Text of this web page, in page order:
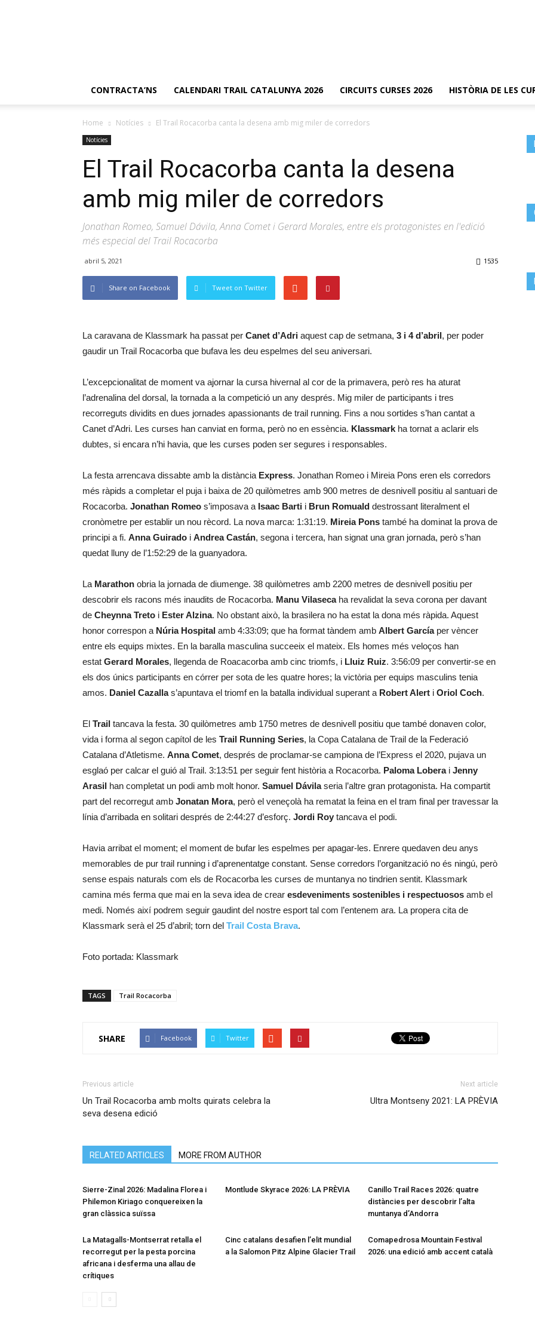
CONTRACTA’NS CALENDARI TRAIL CATALUNYA 2026 CIRCUITS CURSES 2026 HISTÒRIA DE LES
Home Notícies El Trail Rocacorba canta la desena amb mig miler de corredors
Notícies
El Trail Rocacorba canta la desena
amb mig miler de corredors
Jonathan Romeo, Samuel Dávila, Anna Comet i Gerard Morales, entre els protagonistes en l'edició
més especial del Trail Rocacorba
abril 5, 2021 1535
Share on Facebook Tweet on Twitter
La caravana de Klassmark ha passat per Canet d’Adri aquest cap de setmana, 3 i 4 d’abril, per poder
gaudir un Trail Rocacorba que bufava les deu espelmes del seu aniversari.
L’excepcionalitat de moment va ajornar la cursa hivernal al cor de la primavera, però res ha aturat
l’adrenalina del dorsal, la tornada a la competició un any després. Mig miler de participants i tres
recorreguts dividits en dues jornades apassionants de trail running. Fins a nou sortides s’han cantat a
Canet d’Adri. Les curses han canviat en forma, però no en essència. Klassmark ha tornat a aclarir els
dubtes, si encara n’hi havia, que les curses poden ser segures i responsables.
La festa arrencava dissabte amb la distància Express. Jonathan Romeo i Mireia Pons eren els corredors
més ràpids a completar el puja i baixa de 20 quilòmetres amb 900 metres de desnivell positiu al santuari de
Rocacorba. Jonathan Romeo s’imposava a Isaac Barti i Brun Romuald destrossant literalment el
cronòmetre per establir un nou rècord. La nova marca: 1:31:19. Mireia Pons també ha dominat la prova de
principi a fi. Anna Guirado i Andrea Castán, segona i tercera, han signat una gran jornada, però s’han
quedat lluny de l’1:52:29 de la guanyadora.
La Marathon obria la jornada de diumenge. 38 quilòmetres amb 2200 metres de desnivell positiu per
descobrir els racons més inaudits de Rocacorba. Manu Vilasecaha revalidat la seva corona per davant
de Cheynna Treto i Ester Alzina. No obstant això, la brasilera no ha estat la dona més ràpida. Aquest
honor correspon a Núria Hospital amb 4:33:09; que ha format tàndem amb Albert Garcíaper vèncer
entre els equips mixtes. En la baralla masculina succeeix el mateix. Els homes més veloços han
estat Gerard Morales, llegenda de Roacacorba amb cinc triomfs, i Lluiz Ruiz. 3:56:09 per convertir-se en
els dos únics participants en córrer per sota de les quatre hores; la victòria per equips masculins tenia
amos. Daniel Cazallas’apuntava el triomf en la batalla individual superant a Robert Alert i Oriol Coch.
El Trail tancava la festa. 30 quilòmetres amb 1750 metres de desnivell positiu que també donaven color,
vida i forma al segon capítol de les Trail Running Series, la Copa Catalana de Trail de la Federació
Catalana d’Atletisme. Anna Comet, després de proclamar-se campiona de l’Express el 2020, pujava un
esglaó per calcar el guió al Trail. 3:13:51 per seguir fent història a Rocacorba. Paloma Loberai Jenny
Arasil han completat un podi amb molt honor. Samuel Dávilaseria l’altre gran protagonista. Ha compartit
part del recorregut amb Jonatan Mora, però el veneçolà ha rematat la feina en el tram final per travessar la
línia d’arribada en solitari després de 2:44:27 d’esforç. Jordi Roy tancava el podi.
Havia arribat el moment; el moment de bufar les espelmes per apagar-les. Enrere quedaven deu anys
memorables de pur trail running i d’aprenentatge constant. Sense corredors l’organització no és ningú, però
sense espais naturals com els de Rocacorba les curses de muntanya no tindrien sentit. Klassmark
camina més ferma que mai en la seva idea de crear esdeveniments sostenibles i respectuosos amb el
medi. Només així podrem seguir gaudint del nostre esport tal com l’entenem ara. La propera cita de
Klassmark serà el 25 d’abril; torn del Trail Costa Brava.
Foto portada: Klassmark
TAGS Trail Rocacorba
SHARE Facebook Twitter
Previous article
Un Trail Rocacorba amb molts quirats celebra la
seva desena edició
Next article
Ultra Montseny 2021: LA PRÈVIA
RELATED ARTICLES MORE FROM AUTHOR
Sierre-Zinal 2026: Madalina Florea i
Philemon Kiriago conquereixen la
gran clàssica suïssa
Montlude Skyrace 2026: LA PRÈVIA
Canillo Trail Races 2026: quatre
distàncies per descobrir l’alta
muntanya d’Andorra
La Matagalls-Montserrat retalla el
recorregut per la pesta porcina
africana i desferma una allau de
crítiques
Cinc catalans desafien l’elit mundial
a la Salomon Pitz Alpine Glacier Trail
Comapedrosa Mountain Festival
2026: una edició amb accent català